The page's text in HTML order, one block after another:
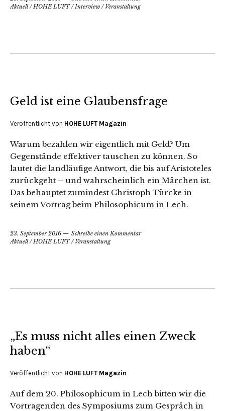
Aktuell/HOHE LUFT/Interview / Veranstaltung
Geld ist eine Glaubensfrage
Veröffentlicht von HOHE LUFT Magazin
Warum bezahlen wir eigentlich mit Geld? Um
Gegenstände effektiver tauschen zu können. So
lautet die landläufige Antwort, die bis auf Aristoteles
zurückgeht – und wahrscheinlich ein Märchen ist.
Das behauptet zumindest Christoph Türcke in
seinem Vortrag beim Philosophicum in Lech.
23. September 2016
Schreibe einen Kommentar
Aktuell/HOHE LUFT/ Veranstaltung
„Es muss nicht alles einen Zweck
haben“
Veröffentlicht von HOHE LUFT Magazin
Auf dem 20. Philosophicum in Lech bitten wir die
Vortragenden des Symposiums zum Gespräch in